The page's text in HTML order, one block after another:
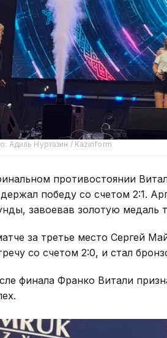
Адиль Нуртазин / Kazinform
противостоянии
победу со счетом 2:1.
завоевав золотую медаль
за третье место Сергей
со счетом 2:0, и стал
финала Франко Витали